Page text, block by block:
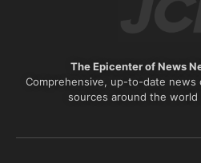
The Epicenter of News
Comprehensive, up-to-date news
sources around the world